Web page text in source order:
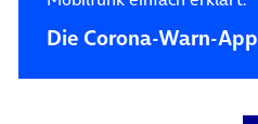
Die Corona-Warn-App